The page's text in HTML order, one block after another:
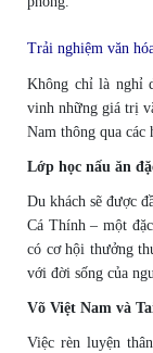
Trải nghiệm văn
Không chỉ là nghỉ
vinh những giá trị
Nam thông qua các
Lớp học nấu ăn
Du khách sẽ được
Cá Thính – một
có cơ hội thưởng
với đời sống của
Võ Việt Nam và
Việc rèn luyện